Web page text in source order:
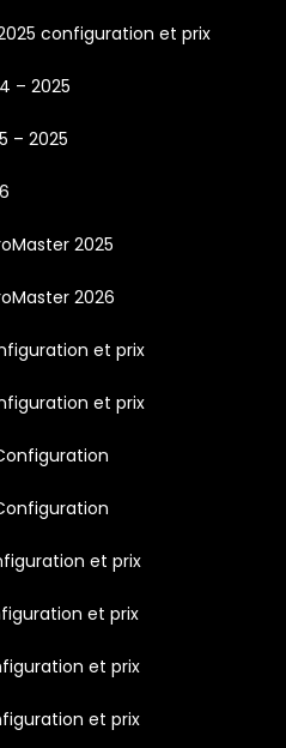
configuration et prix
– 2025
– 2025
2025
2026
et prix
et prix
et prix
et prix
et prix
et prix